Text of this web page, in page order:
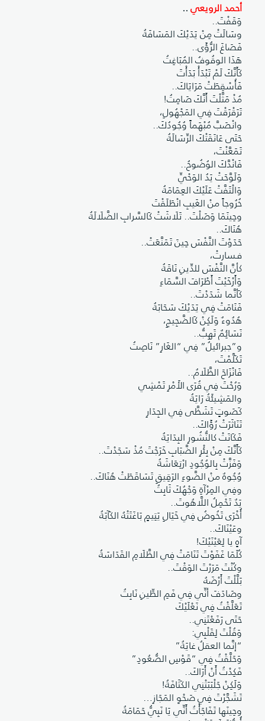
أحمد الرويعي ..
وَقَفْتَ..
وسَالَتْ مِنْ يَدَيْكَ المَسَافَةُ
فَصَاغَ الرُّؤَى..
هَذَا الوقُوفُ المُبَاغِتُ
كَأَنَّكَ لَمْ تَبْدَأْ بَدَأْتَ
فَأُسْقِطَتْ مَرَايَاكَ..
مُذْ مَثَّلْتَ أَنَّكَ صَامِتُ!
تَرَقْرَقْتَ فِي المَجْهُولِ،
وانْصَبَّ مُبْهَماً وُجُودُكَ..
حَتَى عَانَقَتْكَ الرِّسَالَةُ
تَمَعَّنْتَ،
فَانْدَّكَ الوُضُوحُ..
وَلَوَّحَتْ يَدُ الوَحْيِّ
وَالْتَفَّتْ عَلَيْكَ العِمَامَةُ
خُرُوجاً منْ الغَيبِ انْطَلَقْتَ
وحِينَمَا وَصَلْتَ.. تَلَاشَتْ كَالسَّرابِ الضَّلَالَةُ
هُنَاكَ..
حَدَوْتَ النَّفْسَ حِينَ تَمَنَّعَتْ..
فـسارتْ،
كأنَّ النَّفْسَ للدِّينِ نَاقَةُ
وَأَرْخَيْتَ أَطْرَافَ السَّمَاءِ
كَأنَّما شَدَدْتَ..
فَنَامَتْ فِي يَدَيْكَ سَحَابَةُ
هُدُوءٌ وَلَكِنْ كَالضَّجِيجِ،
نَسَائِمٌ تَهِبُّ..
و”جبرائيلُ” فِي “الغَارِ” نَاصِتُ
تَكَلَّمْتَ،
فَانْزَاحَ الظَّلَامُ..
وَرُحْتَ فِي قُرَى الأَمْرِ تَمْشِي
والمَشِيئَةُ رَايَةُ
كَصَوتٍ تَشَظَّى فِي الجِدَارِ
تَنَاثَرَتْ رُؤَاكَ..
فَكَانَتْ كالنُّشُورِ البِدَايَةُ
كَأَنَّكَ مِنْ بِئْرِ الضَّبَابِ خَرَجْتَ مُذْ سَجَدْتَ..
وَفَزَّتْ بِالوُجُودِ ارْتِعَاشَةُ
وُجُوهٌ منْ الضَّوءِ الرَقِيقِ تَسَاقَطَتْ هُنَاكَ..
وفِي المِرْآةِ وَجْهُكَ ثَابِتُ
يَدٌ تَحْمِلُ اللَّاهُوتَ..
أُخْرَى تَخُوضُ فِي خَيَالِ يَتِيمٍ بَاغَتَتْهُ الكَآبَةُ
وعَيْنَاكَ..
آهٍ يا لِعَيْنَيْكَ!
كُلَمَا غَفَوْتَ تَنَامَتْ فِي الظَّلَامِ القَدَاسَةُ
وكُنْتَ مَرَرْتَ الوَقْتَ..
بَلَّلْتَ أَرْضَهُ
وصَادَفَ أنِّي فِي فَمِ الطِّينِ نَابِتُ
تَعَلَّقْتُ فِي نَعْلَيْكَ
حَتَى رَفَعْتَنِي..
وَقُلْتَ لِقَلْبِي:
“إنَّما العقلُ غايَةُ”
وَحَلَّقْتُ فِي “قَوْسِ الصُّعُودِ”
فَكِدْتُ أَنْ أَرَاكَ..
وَلَكِنْ جَلْبَبَتْنِي الكَثَافَةُ!
تَشَجَّرْتَ فِي صَحْوِ المَجَازِ…
وحِينَها تَفَاجَأْتُ أَنِّي يَا نَبِيُّ حَمَامَةُ